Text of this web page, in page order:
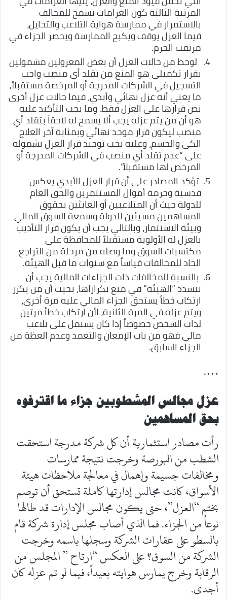
المرتبة الثالثة كون الغرامات تسمح للمخالف
بالاستمرار في ممارسة هواية التلاعب والتحايل،
فيما العزل يوقف ويكبح الممارسة ويحصر الجزاء في
مرتقب الجرم.
لوحظ من حالات العزل أن بعض المعزولين مشمولين
بقرار تكميلي هو المنع من تقلد أي منصب واجب
التسجيل في الشركات المدرجة أو المرخصة مستقبلاً،
ما يعني أنه عزل نهائي وأبدي، فيما حالات عزل أخرى
نص قرارها على العزل فقط. وما يجب التأكيد عليه
هو أن من يتم عزله يجب ألا يسمح له لاحقاً بتقلد أي
منصب ليكون قرار موحد نهائي وبمثابة آخر العلاج
الكي والحسم، وعليه يجب توحيد قرار العزل بشموله
على “عدم تقلد أي منصب في الشركات المدرجة أو
المرخص لها مستقبلاً”.
تؤكد المصادر على أن قرار العزل الأبدي يعكس
قدسية وحرمة أموال المستثمرين والحق العام
للدولة حيث أن المتلاعبين أو العابثين بحقوق
المساهمين مسيئين للدولة وسمعة السوق المالي
وبيئة الاستثمار، وبالتالي يجب أن يكون قرار التأديب
بالعزل له الأولوية مستقبلاً للمحافظة على
مكتسبات السوق وما وصله من مرحلة من التراجع
الحاد للمخالفات قياساً مع سنوات ما قبل الهيئة.
بالنسبة للمخالفات ذات الجزاءات المالية يجب أن
تتشدد “الهيئة” في منع تكراراها، بحيث أن من يكرر
ارتكاب خطأ يستحق الجزاء المالي عليه مرة أخرى،
ويتم عزله في المرة الثانية، لأن ارتكاب خطأ مرتين
لذات الشخص خصوصاً إذا كان يشتمل على تلاعب
مالي فهو من باب الإمعان والتعمد وعدم العظة من
الجزاء السابق.
….
عزل مجالس المشطوبين جزاء ما اقترفوه
بحق المساهمين
رأت مصادر استثمارية أن كل شركة مدرجة استحقت
الشطب من البورصة وخرجت نتيجة ممارسات
ومخالفات جسيمة وإهمال في معالجة ملاحظات هيئة
الأسواق، كانت مجالس إدارتها كاملة تستحق أن توصم
بختم “العزل”، حتى يكون مجالس الإدارات قد طالها
نوعاً من الجزاء. فما الذي أصاب مجلس إدارة شركة قام
بالسطو على عقارات الشركة وسجلها باسمه وخرجت
الشركة من السوق؟ على العكس “ارتاح ” المجلس من
الرقابة وخرج يمارس هوايته بعيداً، فيما لو تم عزله كان
أجدى.